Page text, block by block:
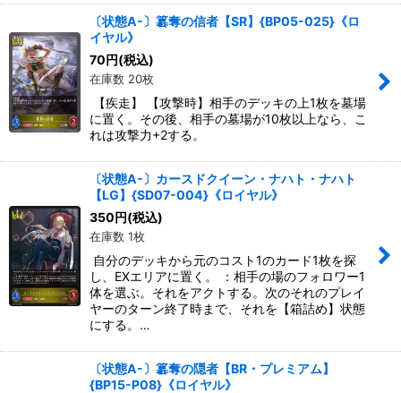
〔状態A-〕簒奪の信者【SR】{BP05-025}《ロ
イヤル》
70円(税込)
在庫数 20枚
【疾走】 【攻撃時】相手のデッキの上1枚を墓場
に置く。その後、相手の墓場が10枚以上なら、こ
れは攻撃力+2する。
〔状態A-〕カースドクイーン・ナハト・ナハト
【LG】{SD07-004}《ロイヤル》
350円(税込)
在庫数 1枚
自分のデッキから元のコスト1のカード1枚を探
し、EXエリアに置く。 ：相手の場のフォロワー1
体を選ぶ。それをアクトする。次のそれのプレイ
ヤーのターン終了時まで、それを【箱詰め】状態
にする。…
〔状態A-〕簒奪の隠者【BR・プレミアム】
{BP15-P08}《ロイヤル》